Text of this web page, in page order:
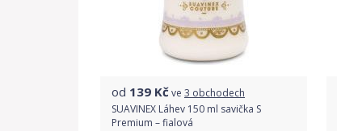
od 139 Kčve 3 obchodech
SUAVINEX Láhev 150 ml savička S
Premium – fialová